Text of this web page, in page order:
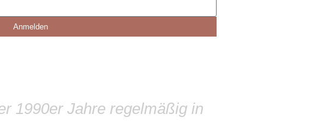
Anmelden
1990er Jahre regelmäßig in